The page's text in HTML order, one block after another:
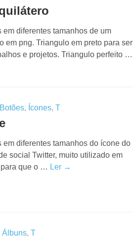
em diferentes tamanhos de um
em png. Triangulo em preto para ser
e projetos. Triangulo perfeito …
Botões, Ícones, T
em diferentes tamanhos do ícone do
social Twitter, muito utilizado em
que o … Ler →
Álbuns, T